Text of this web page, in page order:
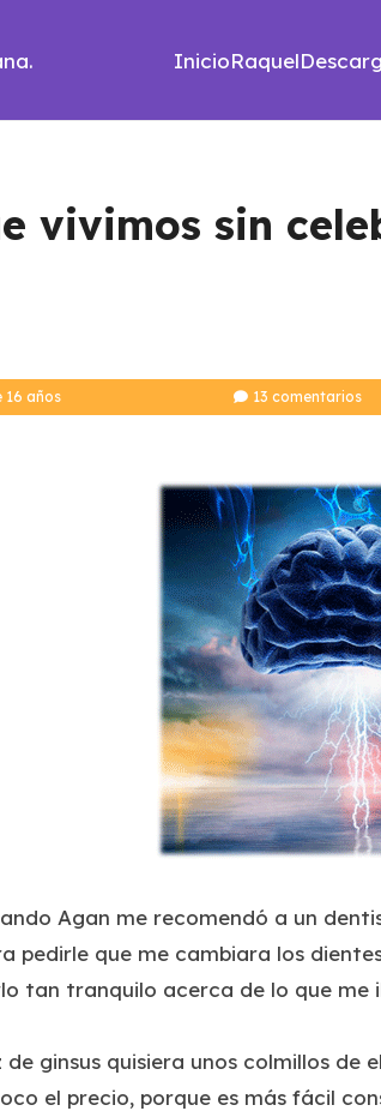
InicioRaquel
vivimos sin
16 años 13comentarios
Agan me recomendó a un
pedirle que me cambiara los
tan tranquilo acerca de lo que me
de ginsus quisiera unos colmillos de
el precio, porque es más fácil